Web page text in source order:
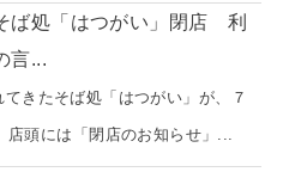
ば処「はつがい」閉店 利
...
きたそば処「はつがい」が、７
頭には「閉店のお知らせ」...